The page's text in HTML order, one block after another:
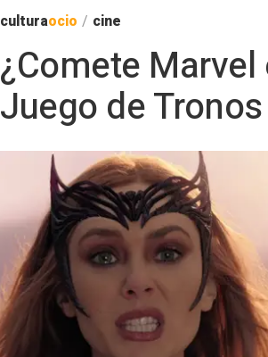
culturaocio / cine
¿Comete
Juego de